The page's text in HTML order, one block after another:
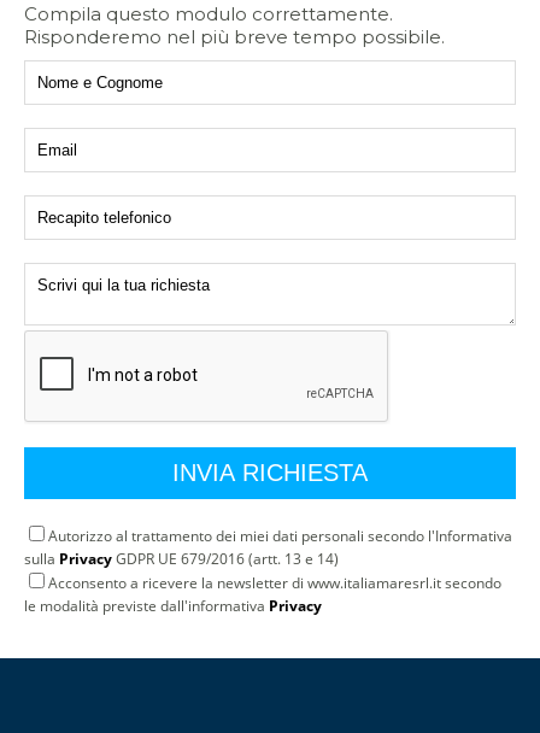
Compila questo modulo correttamente.
Risponderemo nel più breve tempo possibile.
Autorizzo al trattamento dei miei dati personali secondo l'Informativa
sulla PrivacyGDPR UE 679/2016 (artt. 13 e 14)
Acconsento a ricevere la newsletter di www.italiamaresrl.it secondo
le modalità previste dall'informativa Privacy